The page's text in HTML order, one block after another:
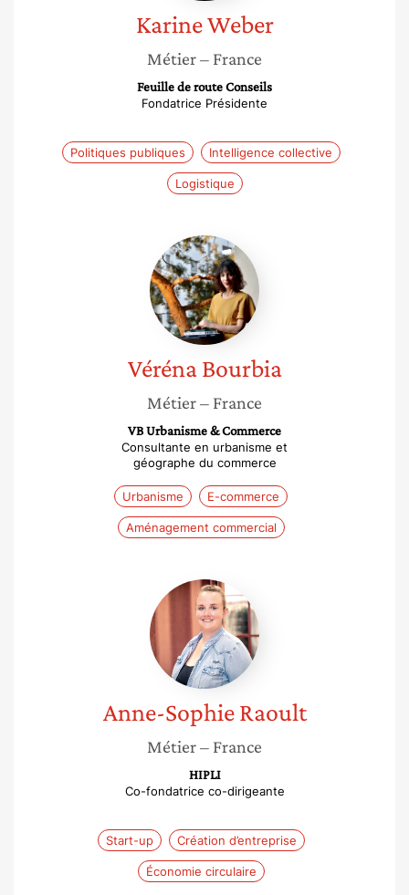
KarineWeber
Métier– France
Feuille de route Conseils
Fondatrice Présidente
Politiques publiques Intelligence collective
Logistique
Véréna
Bourbia
Véréna Bourbia
Métier– France
VB Urbanisme & Commerce
Consultante en urbanisme et
géographe du commerce
Urbanisme E-commerce
Aménagement commercial
Anne-
Sophie
Raoult
Anne-Sophie Raoult
Métier– France
HIPLI
Co-fondatrice co-dirigeante
Start-up Création d’entreprise
Économie circulaire